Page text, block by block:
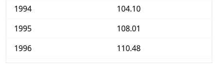
1994
104.10
1995
108.01
1996
110.48